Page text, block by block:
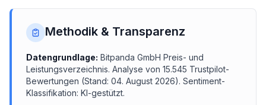
Methodik & Transparenz
Datengrundlage: Bitpanda GmbH Preis- und
Leistungsverzeichnis. Analyse von 15.545 Trustpilot-
Bewertungen (Stand: 04. August 2026). Sentiment-
Klassifikation: KI-gestützt.